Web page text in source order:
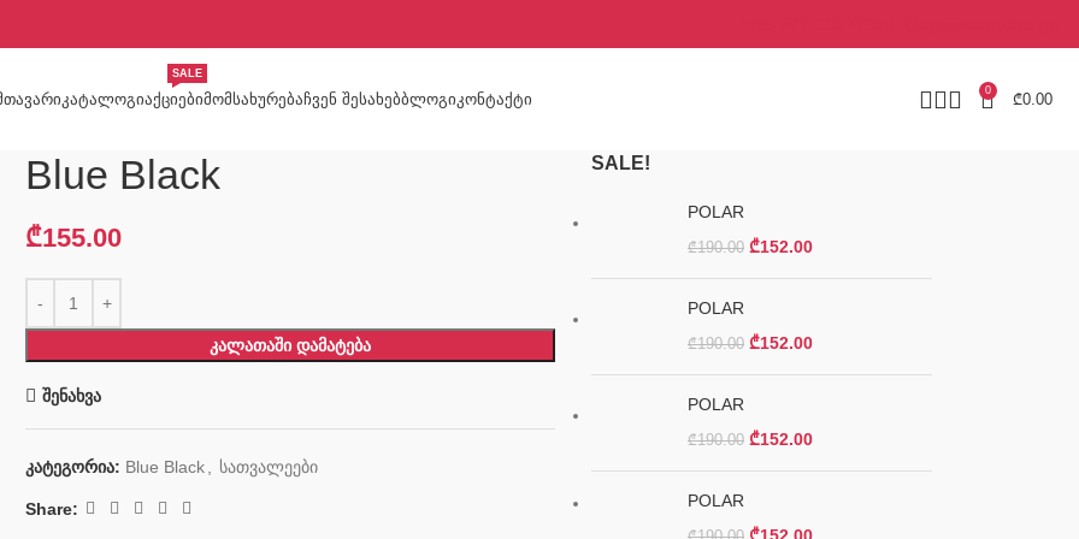
ᲙᲐᲢᲐᲚᲝᲒᲘᲐᲥᲪᲘᲔᲑᲘ
SALE
ᲛᲝᲛᲡᲐᲮᲣᲠᲔᲑᲐᲩᲕᲔᲜ ᲨᲔᲡᲐᲮᲔᲑᲑᲚᲝᲒᲘᲙᲝᲜᲢᲐᲥᲢᲘ
0
₾0.00
Blue Black
₾155.00
ᲙᲐᲚᲐᲗᲐᲨᲘ ᲓᲐᲛᲐᲢᲔᲑᲐ
შენახვა
კატეგორია: Blue Black სათვალეები
Share:
SALE!
POLAR
₾190.00 ₾152.00
POLAR
₾190.00 ₾152.00
POLAR
₾190.00 ₾152.00
POLAR